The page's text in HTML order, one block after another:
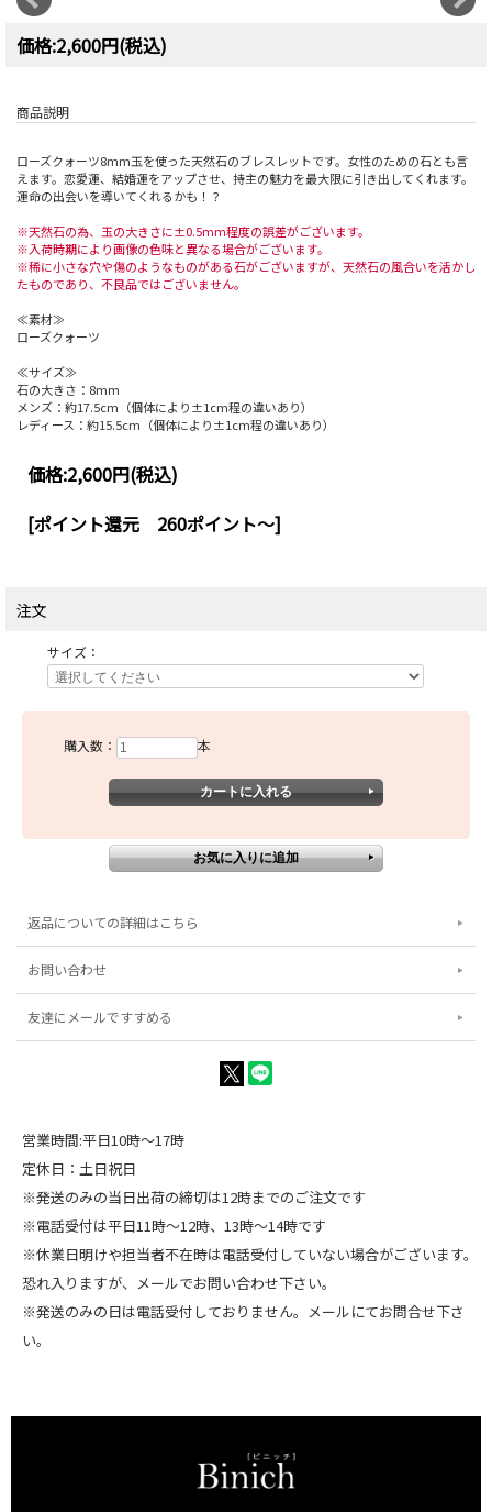
価格:2,600円(税込)
商品説明
ローズクォーツ8mm玉を使った天然石のブレスレットです。女性のための石とも言
えます。恋愛運、結婚運をアップさせ、持主の魅力を最大限に引き出してくれます。
運命の出会いを導いてくれるかも！？
※天然石の為、玉の大きさに±0.5mm程度の誤差がございます。
※入荷時期により画像の色味と異なる場合がございます。
※稀に小さな穴や傷のようなものがある石がございますが、天然石の風合いを活かし
たものであり、不良品ではございません。
≪素材≫
ローズクォーツ
≪サイズ≫
石の大きさ：8mm
メンズ：約17.5cm（個体により±1cm程の違いあり）
レディース：約15.5cm（個体により±1cm程の違いあり）
価格:2,600円(税込)
[ポイント還元 260ポイント～]
注文
サイズ：
購入数： 本
返品についての詳細はこちら
お問い合わせ
友達にメールですすめる
営業時間:平日10時～17時
定休日：土日祝日
※発送のみの当日出荷の締切は12時までのご注文です
※電話受付は平日11時～12時、13時～14時です
※休業日明けや担当者不在時は電話受付していない場合がございます。
恐れ入りますが、メールでお問い合わせ下さい。
※発送のみの日は電話受付しておりません。メールにてお問合せ下さ
い。